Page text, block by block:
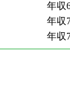
年収
年収
年収